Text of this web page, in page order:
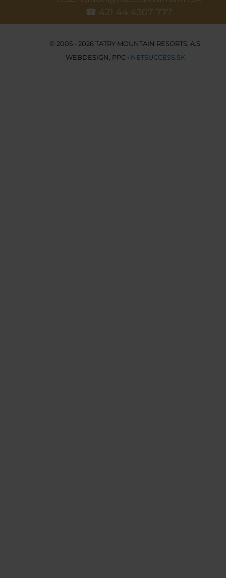
☎ 421 44 4307 777
© 2005 - 2026 TATRY MOUNTAIN RESORTS, A.S.
WEBDESIGN, PPC › NETSUCCESS.SK